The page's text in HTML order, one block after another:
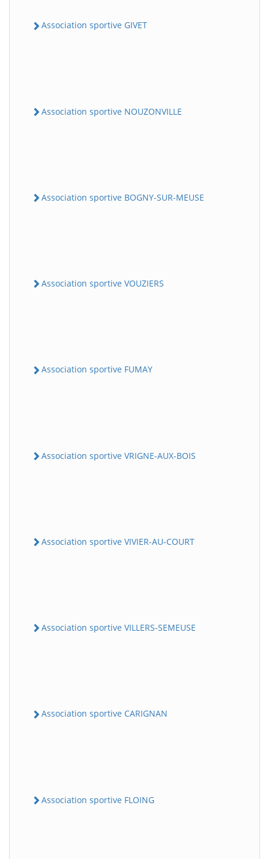
Association sportive GIVET
Association sportive NOUZONVILLE
Association sportive BOGNY-SUR-MEUSE
Association sportive VOUZIERS
Association sportive FUMAY
Association sportive VRIGNE-AUX-BOIS
Association sportive VIVIER-AU-COURT
Association sportive VILLERS-SEMEUSE
Association sportive CARIGNAN
Association sportive FLOING